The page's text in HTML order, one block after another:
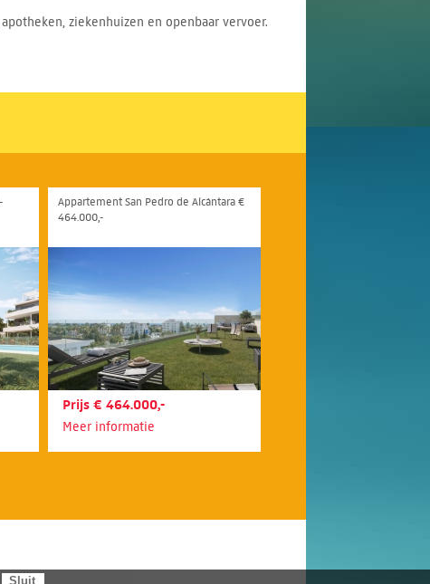
ziekenhuizen en openbaar vervoer.
Appartement San Pedro de Alcántara €
464.000,-
Prijs € 464.000,-
Meer informatie
Sluit